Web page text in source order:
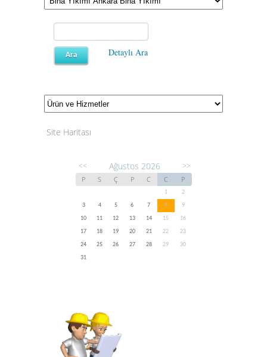
Detaylı Ara
Site Haritası
<< Ağustos 2026 >>
P S Ç P C C P
1
2
3
4 5 6 7 8
9
10
11 12 13 14 15
16
17
18 19 20 21 22
23
24
25 26 27 28 29
30
31